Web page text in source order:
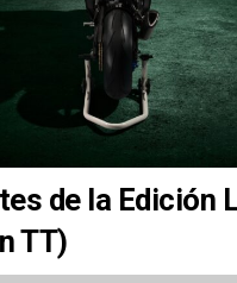
de la Edición
TT)